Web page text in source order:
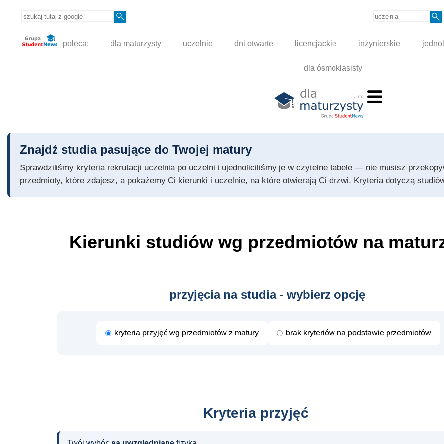
poleca: dla maturzysty uczelnie dni otwarte licencjackie inżynierskie
dla ósmoklasisty
Znajdź studia pasujące do Twojej matury
Sprawdziliśmy kryteria rekrutacji uczelnia po uczelni i ujednoliciliśmy je w czytelne tabele — nie musisz
przedmioty, które zdajesz, a pokażemy Ci kierunki i uczelnie, na które otwierają Ci drzwi. Kryteria dotyczą
Kierunki studiów wg przedmiotów na
przyjęcia na studia - wybierz opcję
kryteria przyjęć wg przedmiotów z matury brak kryteriów na podstawie przedmiotów
Kryteria przyjęć